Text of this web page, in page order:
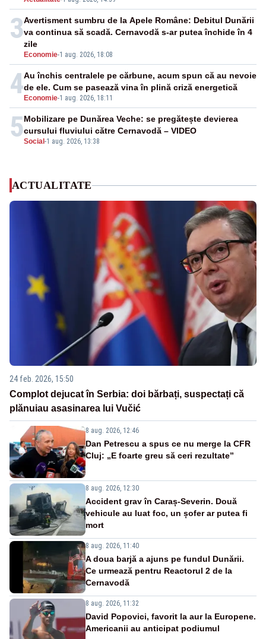
3
Economie-1 aug. 2026, 18:08
Avertisment sumbru de la Apele Române: Debitul Dunării
va continua să scadă. Cernavodă s-ar putea închide în 4
zile
4 Economie-1 aug. 2026, 18:11
Au închis centralele pe cărbune, acum spun că au nevoie
de ele. Cum se pasează vina în plină criză energetică
5Social -1 aug. 2026, 13:38
Mobilizare pe Dunărea Veche: se pregătește devierea
cursului fluviului către Cernavodă – VIDEO
ACTUALITATE
24 feb. 2026, 15:50
Complot dejucat în Serbia: doi bărbați, suspectați că
plănuiau asasinarea lui Vučić
8 aug. 2026, 12:46
Dan Petrescu a spus ce nu merge la CFR
Cluj: „E foarte greu să ceri rezultate”
8 aug. 2026, 12:30
Accident grav în Caraș-Severin. Două
vehicule au luat foc, un șofer ar putea fi
mort
8 aug. 2026, 11:40
A doua barjă a ajuns pe fundul Dunării.
Ce urmează pentru Reactorul 2 de la
Cernavodă
8 aug. 2026, 11:32
David Popovici, favorit la aur la Europene.
Americanii au anticipat podiumul